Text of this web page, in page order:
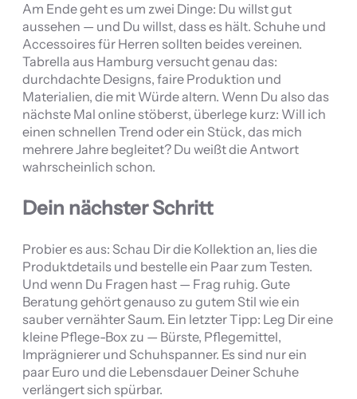
Am Ende geht es um zwei Dinge: Du willst gut
aussehen — und Du willst, dass es hält. Schuhe und
Accessoires für Herren sollten beides vereinen.
Tabrella aus Hamburg versucht genau das:
durchdachte Designs, faire Produktion und
Materialien, die mit Würde altern. Wenn Du also das
nächste Mal online stöberst, überlege kurz: Will ich
einen schnellen Trend oder ein Stück, das mich
mehrere Jahre begleitet? Du weißt die Antwort
wahrscheinlich schon.
Dein nächster Schritt
Probier es aus: Schau Dir die Kollektion an, lies die
Produktdetails und bestelle ein Paar zum Testen.
Und wenn Du Fragen hast — Frag ruhig. Gute
Beratung gehört genauso zu gutem Stil wie ein
sauber vernähter Saum. Ein letzter Tipp: Leg Dir eine
kleine Pflege-Box zu — Bürste, Pflegemittel,
Imprägnierer und Schuhspanner. Es sind nur ein
paar Euro und die Lebensdauer Deiner Schuhe
verlängert sich spürbar.